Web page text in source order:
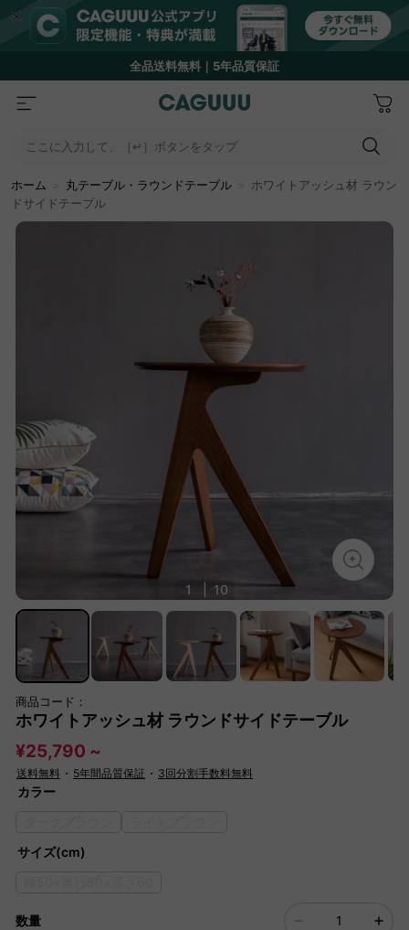
全品送料無料｜5年品質保証
ここに入力して、［↵］ボタンをタップ
ホーム 丸テーブル・ラウンドテーブル
ホワイトアッシュ材 ラウン
ドサイドテーブル
1 10
商品コード：
ホワイトアッシュ材 ラウンドサイドテーブル
¥25,790 ~
送料無料 ・ 5年間品質保証 ・ 3回分割手数料無料
カラー
サイズ(cm)
数量